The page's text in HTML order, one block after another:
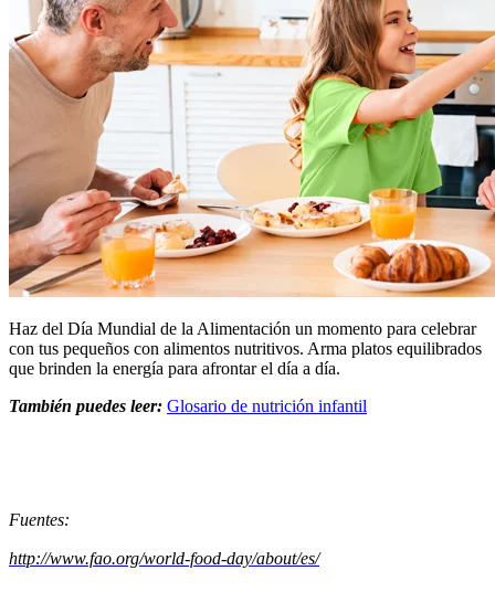
Haz del Día Mundial de la Alimentación un momento para celebrar
con tus pequeños con alimentos nutritivos. Arma platos equilibrados
que brinden la energía para afrontar el día a día.
También puedes leer: Glosario de nutrición infantil
Fuentes:
http://www.fao.org/world-food-day/about/es/